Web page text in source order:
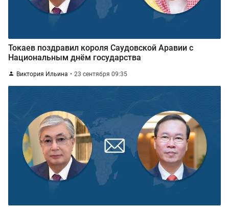
Токаев поздравил короля Саудовской Аравии с
Национальным днём государства
Виктория Ильина 23 сентября 09:35